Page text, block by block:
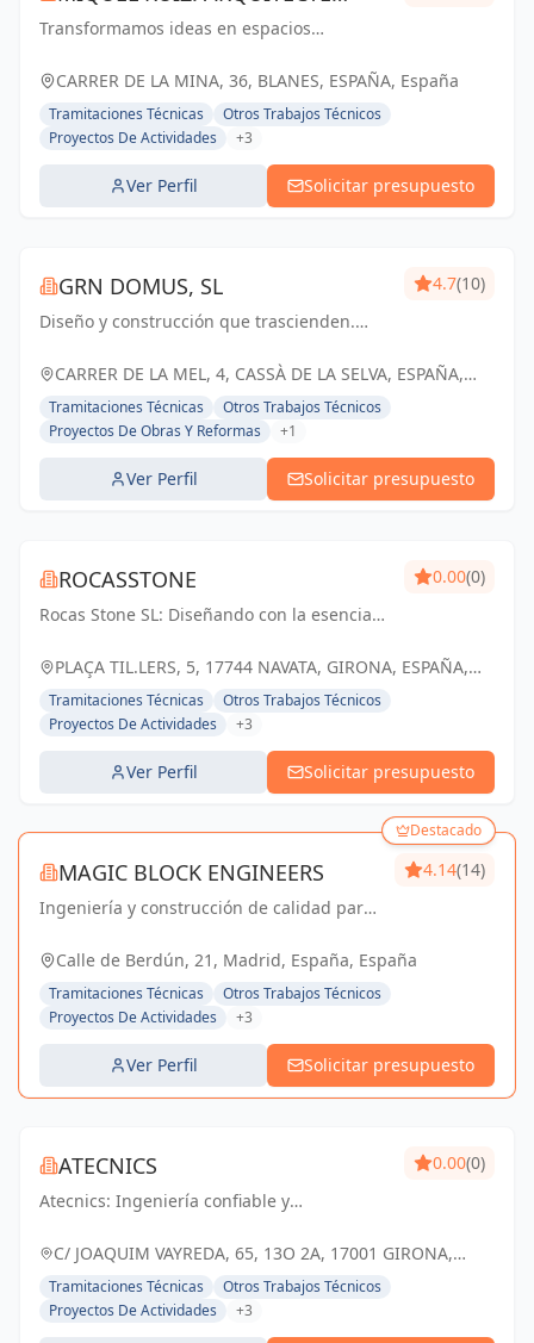
TÉCNIC
Transformamos ideas en espacios
impulsando el desarrollo en Blanes y
CARRER DE LA MINA, 36, BLANES, ESPAÑA, España
Tramitaciones Técnicas
Otros Trabajos Técnicos
Proyectos De Actividades
+3
Ver Perfil Solicitar presupuesto
GRN DOMUS, SL
Diseño y construcción que trascienden.
y funcionales para un futuro sostenible.
4.7(10)
CARRER DE LA MEL, 4, CASSÀ DE LA SELVA, ESPAÑA,
España
Tramitaciones Técnicas
Otros Trabajos Técnicos
Proyectos De Obras Y Reformas
+1
Ver Perfil Solicitar presupuesto
ROCASSTONE
Rocas Stone SL: Diseñando con la esencia
fuerza de la piedra.
0.00(0)
PLAÇA TIL.LERS, 5, 17744 NAVATA, GIRONA, ESPAÑA,
España
Tramitaciones Técnicas
Otros Trabajos Técnicos
Proyectos De Actividades
+3
Ver Perfil Solicitar presupuesto
Destacado
MAGIC BLOCK ENGINEERS
Ingeniería y construcción de calidad para
Nueva.
4.14(14)
Calle de Berdún, 21, Madrid, España, España
Tramitaciones Técnicas
Otros Trabajos Técnicos
Proyectos De Actividades
+3
Ver Perfil Solicitar presupuesto
ATECNICS
Atecnics: Ingeniería confiable y
Impulsando soluciones que marcan la
0.00(0)
C/ JOAQUIM VAYREDA, 65, 13O 2A, 17001 GIRONA,
ESPAÑA, España
Tramitaciones Técnicas
Otros Trabajos Técnicos
Proyectos De Actividades
+3